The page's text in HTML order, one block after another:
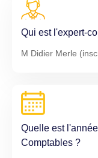
Qui est l'expert-
M Didier Merle
Quelle est
Comptables ?